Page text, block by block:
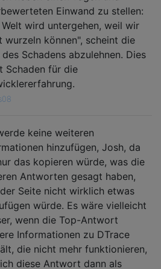
Einwand zu stellen:
Welt wird untergehen, weil wir
wurzeln können", scheint die
des Schadens abzulehnen. Dies
Schaden für die
keine weiteren
hinzufügen, Josh, da
das kopieren würde, was die
Antworten gesagt haben,
Seite nicht wirklich etwas
würde. Es wäre vielleicht
wenn die Top-Antwort
Informationen zu DTrace
die nicht mehr funktionieren,
diese Antwort dann als